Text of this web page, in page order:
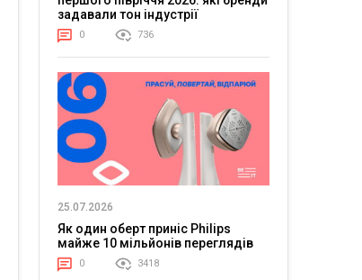
задавали тон індустрії
0 736
25.07.2026
Як один оберт приніс Philips
майже 10 мільйонів переглядів
0 3418